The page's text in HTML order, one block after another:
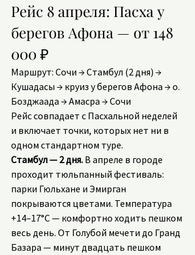
Рейс 8 апреля: Пасха у
берегов Афона — от 148
000 ₽
Маршрут: Сочи → Стамбул (2 дня) →
Кушадасы → круиз у берегов Афона → о.
Бозджаада → Амасра → Сочи
Рейс совпадает с Пасхальной неделей
и включает точки, которых нет ни в
одном стандартном туре.
Стамбул — 2 дня. В апреле в городе
проходит тюльпанный фестиваль:
парки Гюльхане и Эмирган
покрываются цветами. Температура
+14–17°C — комфортно ходить пешком
весь день. От Голубой мечети до Гранд
Базара — минут двадцать пешком